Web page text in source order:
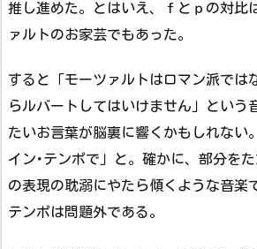
推し進めた。とはいえ、ｆとｐの対比
ァルトのお家芸でもあった。
すると「モーツァルトはロマン派では
らルバートしてはいけません」という
たいお言葉が脳裏に響くかもしれない
イン･テンポで」と。確かに、部分を
の表現の耽溺にやたら傾くような音楽
テンポは問題外である。